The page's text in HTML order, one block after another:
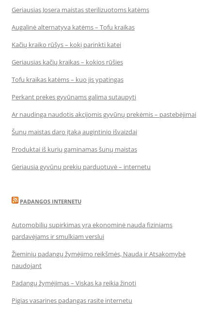
Geriausias Josera maistas sterilizuotoms katėms
Augalinė alternatyva katėms – Tofu kraikas
Kačių kraiko rūšys – kokį parinkti katei
Geriausias kačių kraikas – kokios rūšies
Tofu kraikas katėms – kuo jis ypatingas
Perkant prekes gyvūnams galima sutaupyti
Ar naudinga naudotis akcijomis gyvūnų prekėmis – pastebėjimai
Šunų maistas daro įtaką augintinio išvaizdai
Produktai iš kurių gaminamas šunų maistas
Geriausia gyvūnų prekių parduotuvė – internetu
PADANGOS INTERNETU
Automobilių supirkimas yra ekonominė nauda fiziniams
pardavėjams ir smulkiam verslui
Žieminių padangų žymėjimo reikšmės, Nauda ir Atsakomybė
naudojant
Padangų žymėjimas – Viskas ką reikia žinoti
Pigias vasarines padangas rasite internetu